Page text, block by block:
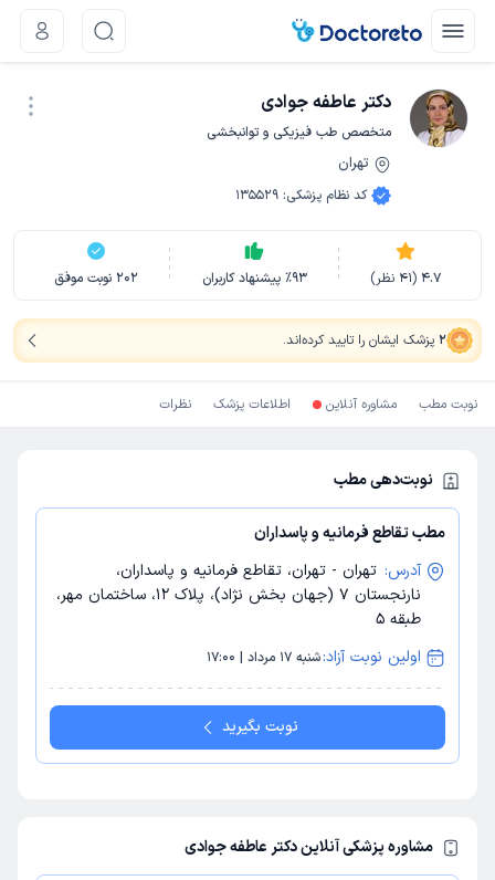
دکتر عاطفه جوادی
متخصص طب فیزیکی و توانبخشی
تهران
کد نظام پزشکی:
135529
4.7
(
41 نظر) ٪93 پیشنهاد کاربران 202 نوبت موفق
2 پزشک ایشان را تایید کرده‌اند.
نوبت مطب مشاوره آنلاین اطلاعات پزشک نظرات
نوبت‌دهی مطب
مطب تقاطع فرمانیه و پاسداران
آدرس: تهران - تهران، تقاطع فرمانیه و پاسداران،
نارنجستان 7 (جهان بخش نژاد)، پلاک 12، ساختمان مهر،
طبقه 5
اولین نوبت آزاد:شنبه 17 مرداد | 17:00
نوبت بگیرید
مشاوره پزشکی آنلاین دکتر عاطفه جوادی